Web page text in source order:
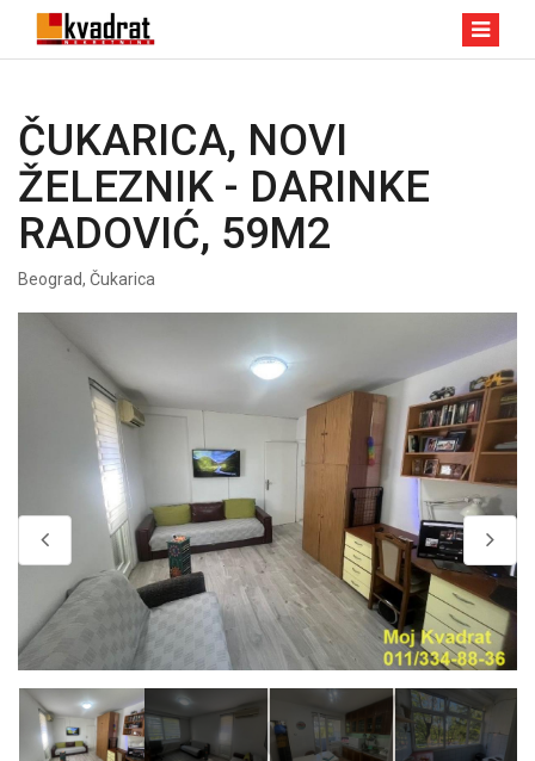
ČUKARICA, NOVI
ŽELEZNIK - DARINKE
RADOVIĆ, 59M2
Beograd, Čukarica